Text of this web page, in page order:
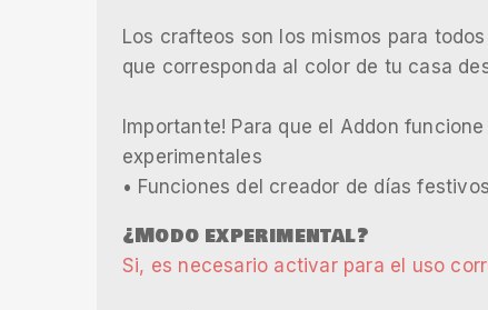
Los crafteos son los mismos para
que corresponda al color de tu casa
Importante! Para que el Addon
experimentales
• Funciones del creador de días
¿Modo experimental?
Si, es necesario activar para el uso